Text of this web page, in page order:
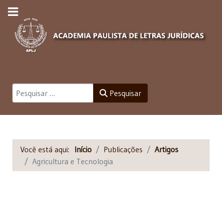
Pesquisar Pesquisar
Você está aqui: Início Publicações
Artigos
Agricultura e Tecnologia